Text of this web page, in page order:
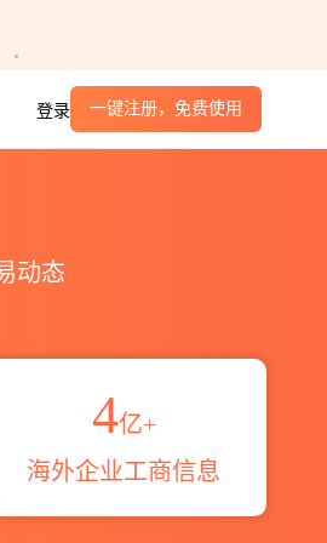
登录 一键注册，免费使用
动态
4亿+
海外企业工商信息